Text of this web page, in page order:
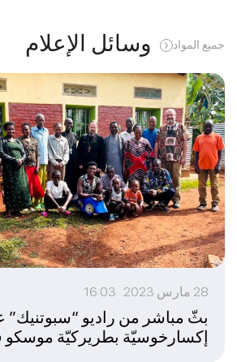
وسائل الإعلام جميع المواد
28 مارس 2023 16:03
بثّ مباشر من راديو “سبوتنيك”
إكسارخوسيّة بطريركيّة موسكو